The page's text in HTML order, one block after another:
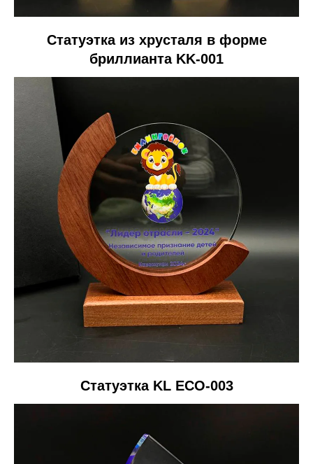
Статуэтка из хрусталя в форме
бриллианта KK-001
Статуэтка KL ECO-003